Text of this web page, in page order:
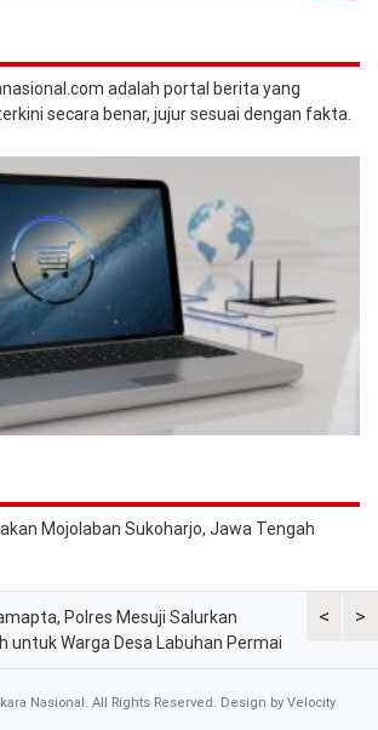
adalah portal berita yang
secara benar, jujur sesuai dengan fakta.
Mojolaban Sukoharjo, Jawa Tengah
<
Polres Mesuji Salurkan
untuk Warga Desa Labuhan Permai
Polres>
Nasional. All Rights Reserved. Design by Velocity